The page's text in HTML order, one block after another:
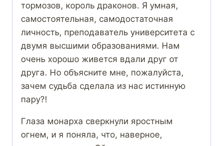
тормозов, король драконов. Я умная,
самостоятельная, самодостаточная
личность, преподаватель университета с
двумя высшими образованиями. Нам
очень хорошо живется вдали друг от
друга. Но объясните мне, пожалуйста,
зачем судьба сделала из нас истинную
пару?!
Глаза монарха сверкнули яростным
огнем, и я поняла, что, наверное,